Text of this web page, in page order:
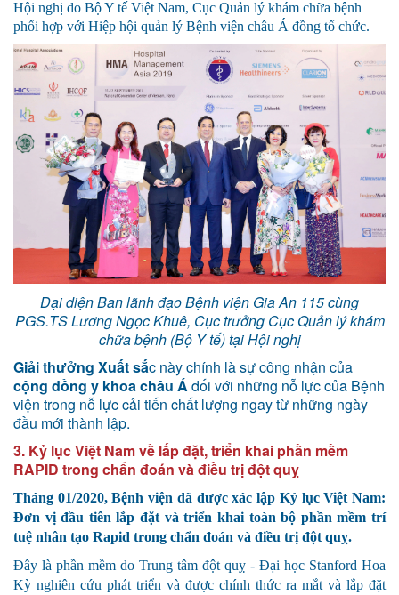
Hội nghị do Bộ Y tế Việt Nam, Cục Quản lý khám chữa bệnh
phối hợp với Hiệp hội quản lý Bệnh viện châu Á đồng tổ chức.
Đại diện Ban lãnh đạo Bệnh viện Gia An 115 cùng
PGS.TS Lương Ngọc Khuê, Cục trưởng Cục Quản lý khám
chữa bệnh (Bộ Y tế) tại Hội nghị
Giải thưởng Xuất sắc này chính là sự công nhận của
cộng đồng y khoa châu Á đối với những nỗ lực của Bệnh
viện trong nỗ lực cải tiến chất lượng ngay từ những ngày
đầu mới thành lập.
3. Kỷ lục Việt Nam về lắp đặt, triển khai phần mềm
RAPID trong chẩn đoán và điều trị đột quỵ
Tháng 01/2020,Bệnh viện đã được xác lập Kỷ lục Việt Nam:
Đơn vị đầu tiên lắp đặt và triển khai toàn bộ phần mềm trí
tuệ nhân tạo Rapid trong chẩn đoán và điều trị đột quỵ.
Đây là phần mềm do Trung tâm đột quỵ - Đại học Stanford Hoa
Kỳ nghiên cứu phát triển và được chính thức ra mắt và lắp đặt